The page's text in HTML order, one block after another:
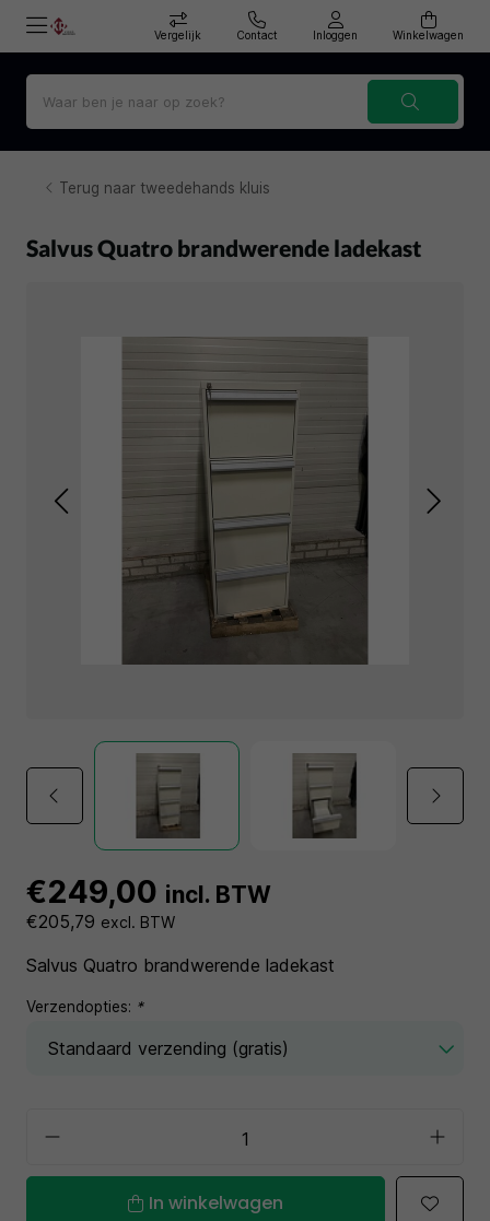
Vergelijk Contact Inloggen Winkelwagen
Terug naar tweedehands kluis
Salvus Quatro brandwerende ladekast
€249,00 incl. BTW
€205,79 excl. BTW
Salvus Quatro brandwerende ladekast
Verzendopties: *
In winkelwagen